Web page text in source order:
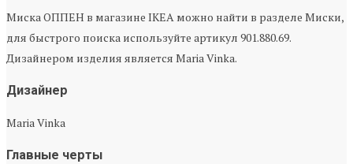
Миска ОППЕН в магазине IKEA можно найти в разделе Миски,
для быстрого поиска используйте артикул 901.880.69.
Дизайнером изделия является Maria Vinka.
Дизайнер
Maria Vinka
Главные черты